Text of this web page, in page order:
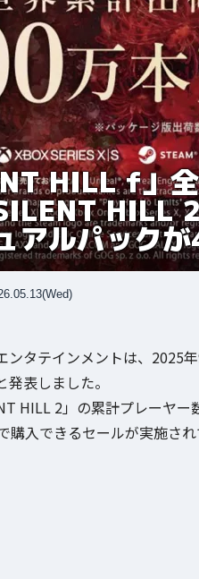
HILL f」
HILL
アルパック
ンタテインメントは、2025
発表しました。
HILL 2」の累計プレーヤ
購入できるセールが実施され